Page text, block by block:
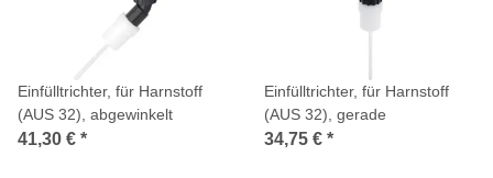
Einfülltrichter, für Harnstoff
(AUS 32), abgewinkelt
41,30 € *
Einfülltrichter, für Harnstoff
(AUS 32), gerade
34,75 € *